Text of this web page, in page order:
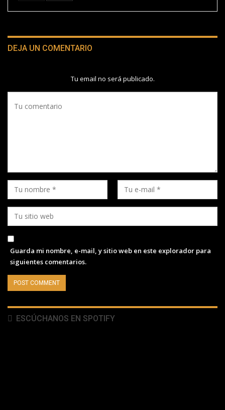
DEJA UN COMENTARIO
Tu email no será publicado.
Guarda mi nombre, e-mail, y sitio web en este explorador para
siguientes comentarios.
ESCÚCHANOS EN SPOTIFY